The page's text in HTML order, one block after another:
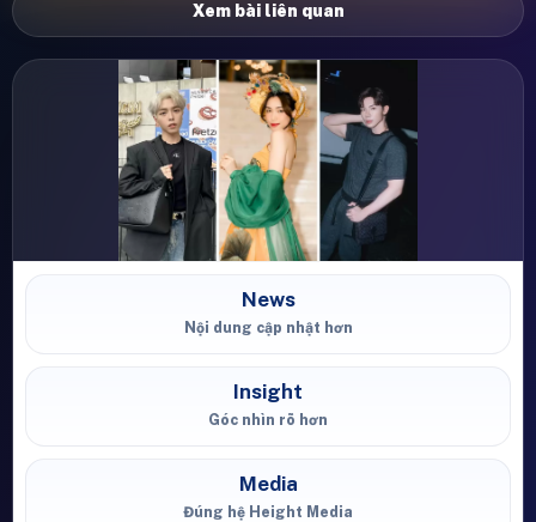
Xem bài liên quan
News
Nội dung cập nhật hơn
Insight
Góc nhìn rõ hơn
Media
Đúng hệ Height Media